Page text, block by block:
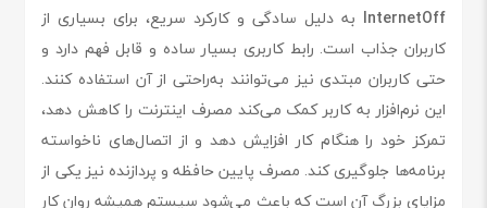
InternetOff به دلیل سادگی و کارکرد سریع، برای بسیاری از
کاربران جذاب است. رابط کاربری بسیار ساده و قابل فهم دارد و
حتی کاربران مبتدی نیز می‌توانند به‌راحتی از آن استفاده کنند.
این نرم‌افزار به کاربر کمک می‌کند مصرف اینترنت را کاهش دهد،
تمرکز خود را هنگام کار افزایش دهد و از اتصال‌های ناخواسته
برنامه‌ها جلوگیری کند. مصرف پایین حافظه و پردازنده نیز یکی از
مزایای بزرگ آن است که باعث می‌شود سیستم همیشه روان کار